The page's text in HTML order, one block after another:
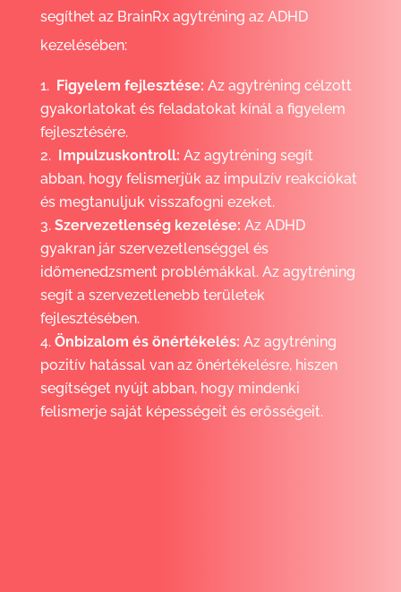
segíthet az BrainRx agytréning az ADHD
kezelésében:
Figyelem fejlesztése: Az agytréning célzott
gyakorlatokat és feladatokat kínál a figyelem
fejlesztésére.
Impulzuskontroll: Az agytréning segít
abban, hogy felismerjük az impulzív reakciókat
és megtanuljuk visszafogni ezeket.
Szervezetlenség kezelése: Az ADHD
gyakran jár szervezetlenséggel és
időmenedzsment problémákkal. Az agytréning
segít a szervezetlenebb területek
fejlesztésében.
Önbizalom és önértékelés: Az agytréning
pozitív hatással van az önértékelésre, hiszen
segítséget nyújt abban, hogy mindenki
felismerje saját képességeit és erősségeit.